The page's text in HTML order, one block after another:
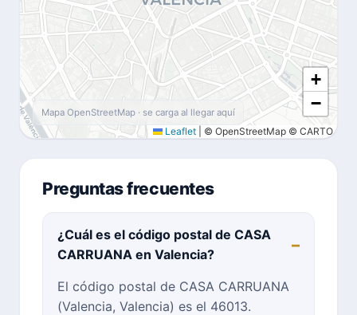
+
−
Leaflet © OpenStreetMap © CARTO
Mapa OpenStreetMap · se carga al llegar aquí
Preguntas frecuentes
¿Cuál es el código postal de CASA
CARRUANA en Valencia?
El código postal de CASA CARRUANA
(Valencia, Valencia) es el 46013.